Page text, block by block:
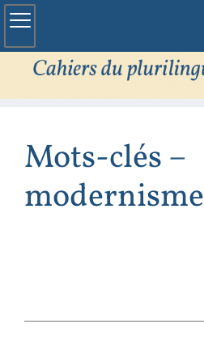
Mots-clés –
modernisme